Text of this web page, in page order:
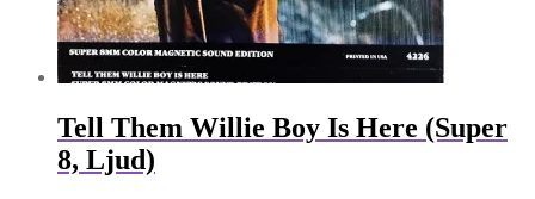
Tell Them Willie Boy Is Here (Super
8, Ljud)